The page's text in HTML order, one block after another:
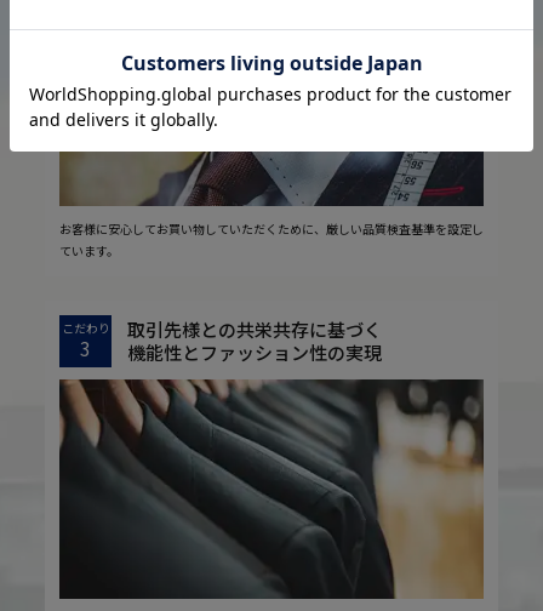
お客様に安心してお買い物していただくために、厳しい品質検査基準を設定し
ています。
こだわり
3
取引先様との共栄共存に基づく
機能性とファッション性の実現